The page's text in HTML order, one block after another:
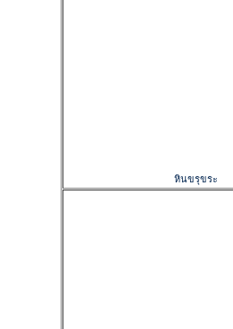
หินขรุขระ